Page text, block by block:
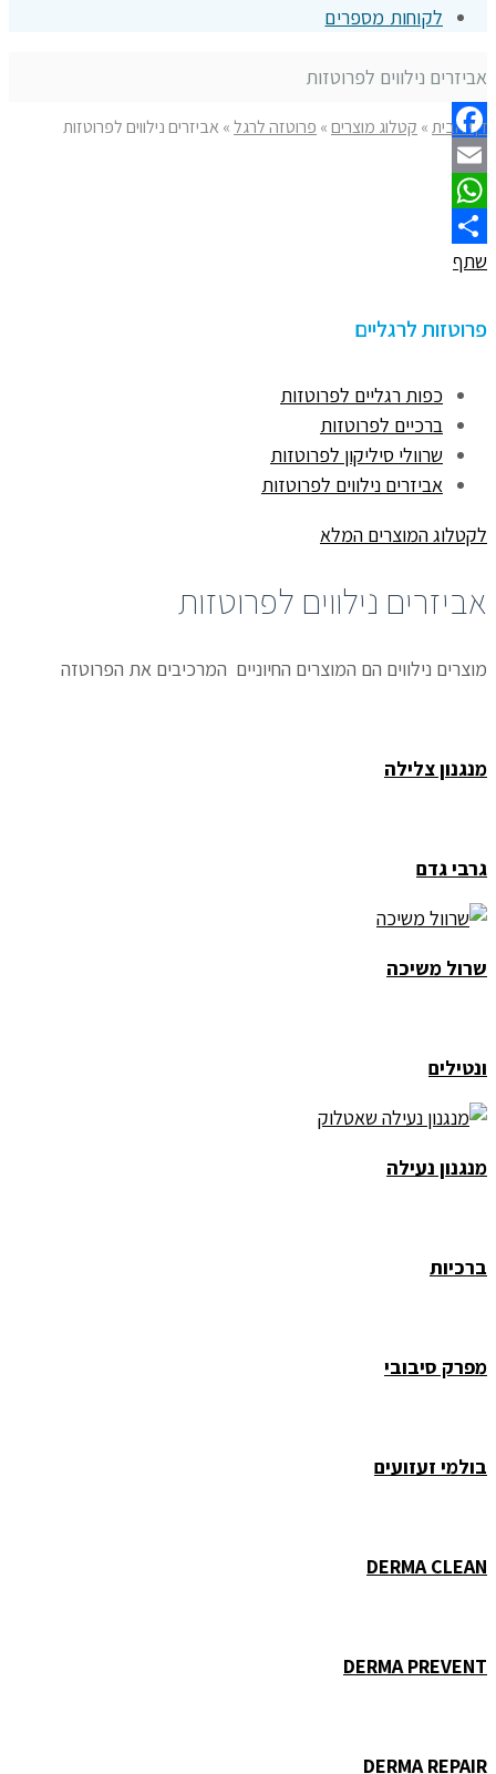
לקוחות מספרים
אביזרים נילווים לפרוטזות
דף הבית» קטלוג מוצרים» פרוטזה לרגל» אביזרים נילווים לפרוטזות
Facebook
Email
WhatsApp
שתף
פרוטזות לרגליים
כפות רגליים לפרוטזות
ברכיים לפרוטזות
שרוולי סיליקון לפרוטזות
אביזרים נילווים לפרוטזות
לקטלוג המוצרים המלא
אביזרים נילווים לפרוטזות
מוצרים נילווים הם המוצרים החיוניים המרכיבים את הפרוטזה
מנגנון צלילה
גרבי גדם
שרול משיכה
ונטילים
מנגנון נעילה
ברכיות
מפרק סיבובי
בולמי זעזועים
DERMA CLEAN
DERMA PREVENT
DERMA REPAIR